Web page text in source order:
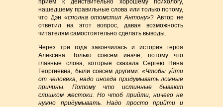
прием к действительно хорошему психологу,
нашедшему правильные слова или только потому,
что Дэн «сполна отомстил Антону»? Автор не
ответил на этот вопрос, давая возможность
читателям самостоятельно сделать выводы.
Через три года закончилась и история героя
Алексина. Только совсем иначе, потому что
главные слова, которые сказала Сергею Нина
Георгиевна, были совсем другими:«Чтобы уйти
от человека, надо иногда придумывать ложные
причины. Потому что истинные бывают
слишком жестоки. Но чтоб прийти, ничего не
нужно придумывать. Надо просто прийти и